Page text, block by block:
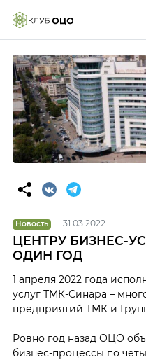
Новость 31.03.2022
ЦЕНТРУ БИЗНЕС-
ОДИН ГОД
1 апреля 2022 года
услуг ТМК-Синара –
предприятий ТМК и
Ровно год назад ОЦО
бизнес-процессы по